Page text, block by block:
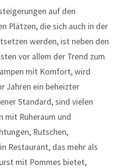
auf den
Plätzen, die sich auch in der
werden, ist neben den
vor allem der Trend zum
mit Komfort, wird
Jahren ein beheizter
Standard, sind vielen
mit Ruheraum und
Rutschen,
Restaurant, das mehr als
mit Pommes bietet,